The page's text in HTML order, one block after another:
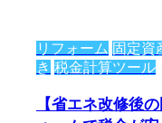
リフォーム 固定資
き 税金計算ツール
【省エネ改修後